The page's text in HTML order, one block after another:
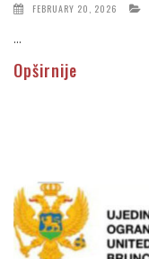
FEBRUARY 20, 2026
...
Opširnije